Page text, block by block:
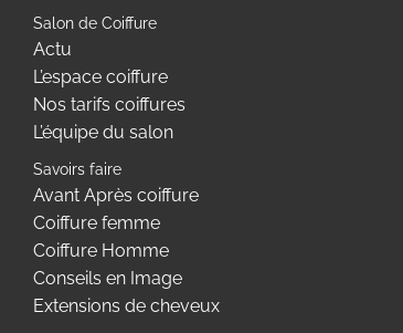
Salon de Coiffure
Actu
L’espace coiffure
Nos tarifs coiffures
L’équipe du salon
Savoirs faire
Avant Après coiffure
Coiffure femme
Coiffure Homme
Conseils en Image
Extensions de cheveux